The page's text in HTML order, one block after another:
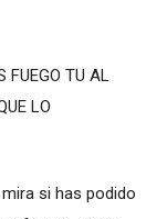
FUEGO TU AL
LO
si has podido